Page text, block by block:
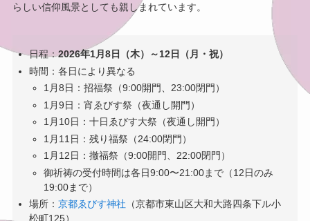
らしい信仰風景としても親しまれています。
日程：2026年1月8日（木）～12日（月・祝）
時間：各日により異なる
1月8日：招福祭（9:00開門、23:00閉門）
1月9日：宵ゑびす祭（夜通し開門）
1月10日：十日ゑびす大祭（夜通し開門）
1月11日：残り福祭（24:00閉門）
1月12日：撤福祭（9:00開門、22:00閉門）
御祈祷の受付時間は各日9:00〜21:00まで（12日のみ
19:00まで）
場所：京都ゑびす神社 （京都市東山区大和大路四条下ル小
松町125）